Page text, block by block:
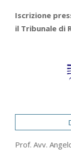
Iscrizione
il Tribunale di
Prof. Avv.